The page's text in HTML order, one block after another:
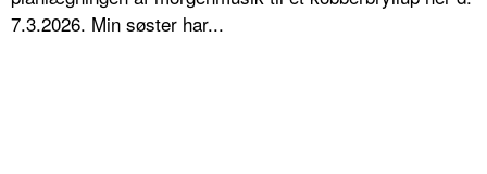
7.3.2026. Min søster har...